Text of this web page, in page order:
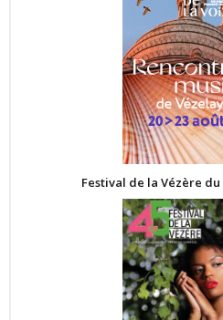
Festival de la Vézère